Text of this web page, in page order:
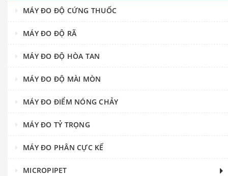
MÁY ĐO ĐỘ CỨNG THUỐC
MÁY ĐO ĐỘ RÃ
MÁY ĐO ĐỘ HÒA TAN
MÁY ĐO ĐỘ MÀI MÒN
MÁY ĐO ĐIỂM NÓNG CHẢY
MÁY ĐO TỶ TRỌNG
MÁY ĐO PHÂN CỰC KẾ
MICROPIPET